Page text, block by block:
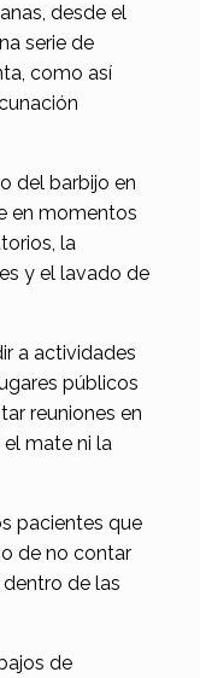
desde el
serie de
como así
del barbijo en
en momentos
la
y el lavado de
a actividades
públicos
reuniones en
mate ni la
pacientes que
de no contar
de las
de